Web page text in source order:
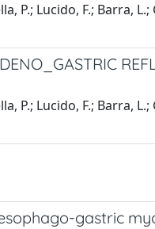
P.; Lucido, F.; Barra, L.;
P.; Lucido, F.; Barra, L.;
gastric